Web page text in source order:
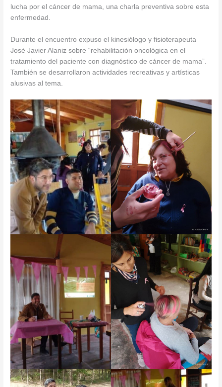
lucha por el cáncer de mama, una charla preventiva sobre esta
enfermedad.
Durante el encuentro expuso el kinesiólogo y fisioterapeuta
José Javier Alaniz sobre “rehabilitación oncológica en el
tratamiento del paciente con diagnóstico de cáncer de mama”.
También se desarrollaron actividades recreativas y artísticas
alusivas al tema.